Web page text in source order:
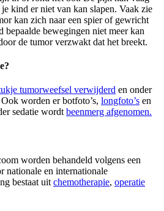
kind er niet van kan slapen. Vaak zie
kan zich naar een spier of gewricht
bewegingen niet meer kan
de tumor verzwakt dat het breekt.
tumorweefsel verwijderd en onder
worden er botfoto’s, longfoto’s en
sedatie wordtbeenmerg afgenomen.
worden behandeld volgens een
nationale en internationale
bestaat uit chemotherapie, operatie